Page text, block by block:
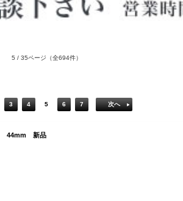
5 / 35ページ （全694件）
3 4 5 6 7 次へ
44mm 新品